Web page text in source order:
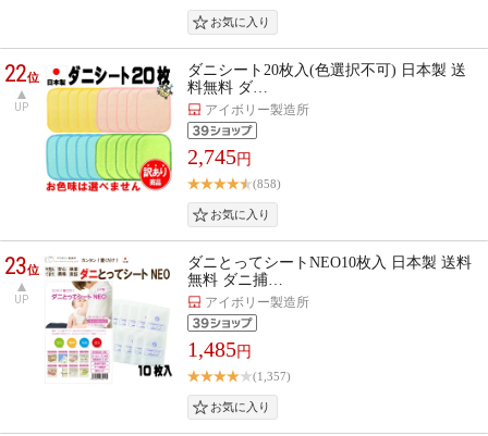
22位
UP
ダニシート20枚入(色選択不可) 日本製 送
料無料 ダ…
アイボリー製造所
2,745円
(858)
23位
UP
ダニとってシートNEO10枚入 日本製 送料
無料 ダニ捕…
アイボリー製造所
1,485円
(1,357)